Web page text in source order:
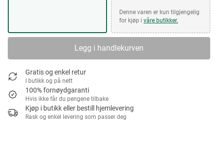
Denne varen er kun tilgjengelig
for kjøp i våre butikker.
Legg i handlekurven
Gratis og enkel retur
I butikk og på nett
100% fornøydgaranti
Hvis ikke får du pengene tilbake
Kjøp i butikk eller bestill hjemlevering
Rask og enkel levering som passer deg